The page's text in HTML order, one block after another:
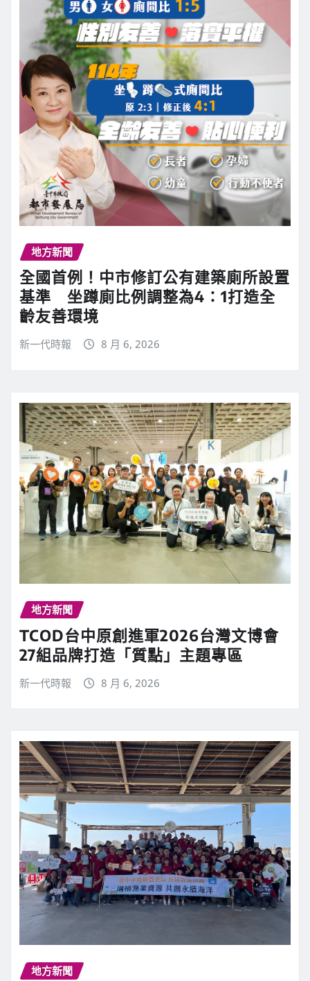
地方新聞
全國首例！中市修訂公有建築廁所設置
基準 坐蹲廁比例調整為4：1打造全
齡友善環境
新一代時報 8 月 6, 2026
地方新聞
TCOD台中原創進軍2026台灣文博會
27組品牌打造「質點」主題專區
新一代時報 8 月 6, 2026
地方新聞